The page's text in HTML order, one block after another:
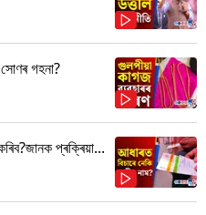
গহনা?
প্ৰক্ৰিয়া...